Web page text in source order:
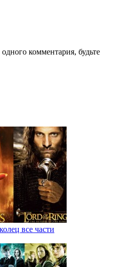
комментария, будьте
все части